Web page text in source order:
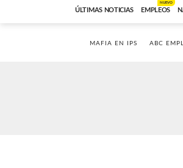
ÚLTIMAS NOTICIAS EMPLEOS
NUEVO
MAFIA EN IPS ABC